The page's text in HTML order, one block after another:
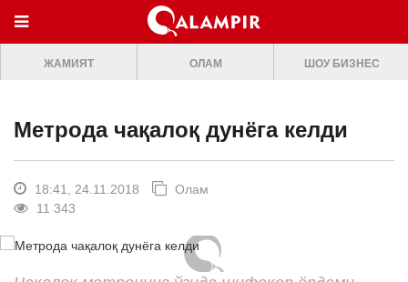
МЕНЮ
ONLINE TV
ЖАМИЯТ
ШОУ-БИЗНЕС
Премьера
Мусиқа
ЖАМИЯТ ОЛАМ ШОУ БИЗНЕС
Метрода чақалоқ дунёга келди
18:41, 24.11.2018
Олам
11 343